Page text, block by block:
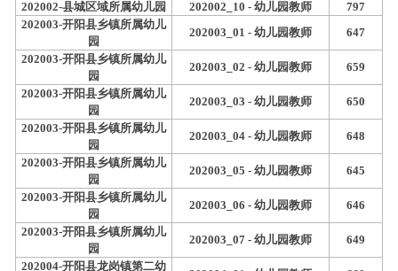
202002-县城区域所属幼儿园
202002_10 - 幼儿园教师
797
202003-开阳县乡镇所属幼儿
园
202003_01 - 幼儿园教师
647
202003-开阳县乡镇所属幼儿
园
202003_02 - 幼儿园教师
659
202003-开阳县乡镇所属幼儿
园
202003_03 - 幼儿园教师
650
202003-开阳县乡镇所属幼儿
园
202003_04 - 幼儿园教师
648
202003-开阳县乡镇所属幼儿
园
202003_05 - 幼儿园教师
645
202003-开阳县乡镇所属幼儿
园
202003_06 - 幼儿园教师
646
202003-开阳县乡镇所属幼儿
园
202003_07 - 幼儿园教师
649
202004-开阳县龙岗镇第二幼